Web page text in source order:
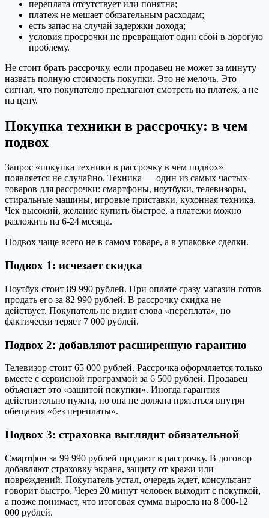
переплата отсутствует или понятна;
платеж не мешает обязательным расходам;
есть запас на случай задержки дохода;
условия просрочки не превращают один сбой в дорогую
проблему.
Не стоит брать рассрочку, если продавец не может за минуту
назвать полную стоимость покупки. Это не мелочь. Это
сигнал, что покупателю предлагают смотреть на платеж, а не
на цену.
Покупка техники в рассрочку: в чем
подвох
Запрос «покупка техники в рассрочку в чем подвох»
появляется не случайно. Техника — один из самых частых
товаров для рассрочки: смартфоны, ноутбуки, телевизоры,
стиральные машины, игровые приставки, кухонная техника.
Чек высокий, желание купить быстрое, а платежи можно
разложить на 6-24 месяца.
Подвох чаще всего не в самом товаре, а в упаковке сделки.
Подвох 1: исчезает скидка
Ноутбук стоит 89 990 рублей. При оплате сразу магазин готов
продать его за 82 990 рублей. В рассрочку скидка не
действует. Покупатель не видит слова «переплата», но
фактически теряет 7 000 рублей.
Подвох 2: добавляют расширенную гарантию
Телевизор стоит 65 000 рублей. Рассрочка оформляется только
вместе с сервисной программой за 6 500 рублей. Продавец
объясняет это «защитой покупки». Иногда гарантия
действительно нужна, но она не должна прятаться внутри
обещания «без переплаты».
Подвох 3: страховка выглядит обязательной
Смартфон за 99 990 рублей продают в рассрочку. В договор
добавляют страховку экрана, защиту от кражи или
повреждений. Покупатель устал, очередь ждет, консультант
говорит быстро. Через 20 минут человек выходит с покупкой,
а позже понимает, что итоговая сумма выросла на 8 000-12
000 рублей.